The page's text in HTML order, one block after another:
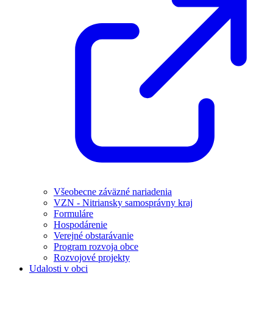
Všeobecne záväzné nariadenia
VZN - Nitriansky samosprávny kraj
Formuláre
Hospodárenie
Verejné obstarávanie
Program rozvoja obce
Rozvojové projekty
Udalosti v obci